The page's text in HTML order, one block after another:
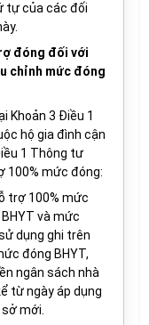
tự của các đối
đóng đối với
chỉnh mức đóng
Khoản 3 Điều 1
hộ gia đình cận
1 Thông tư
100% mức đóng:
trợ 100% mức
và mức
dụng ghi trên
đóng BHYT,
ngân sách nhà
từ ngày áp dụng
mới.